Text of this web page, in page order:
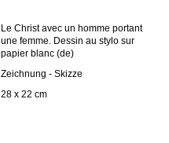
Le Christ avec un homme portant
une femme. Dessin au stylo sur
papier blanc (de)
Zeichnung - Skizze
28 x 22 cm